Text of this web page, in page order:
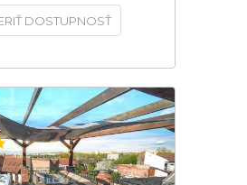
DOSTUPNOSŤ